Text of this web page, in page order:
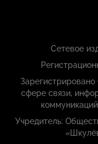
Сетевое
сфере связи,
Учредитель: